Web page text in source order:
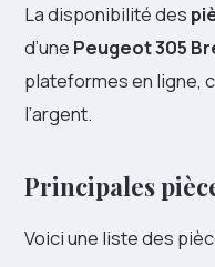
La disponibilité des
d’une Peugeot 305
plateformes en ligne,
l’argent.
Principales
Voici une liste des